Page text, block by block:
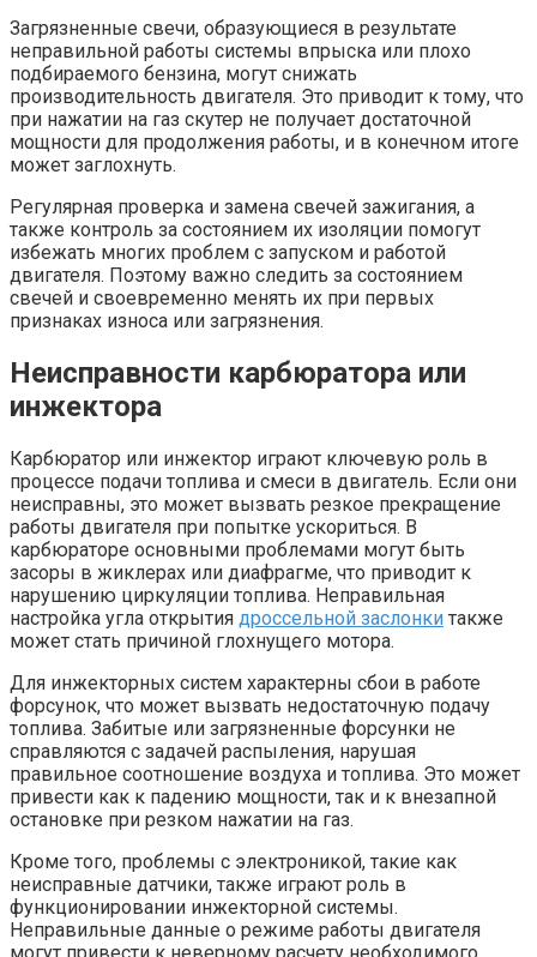
Загрязненные свечи, образующиеся в результате
неправильной работы системы впрыска или плохо
подбираемого бензина, могут снижать
производительность двигателя. Это приводит к тому, что
при нажатии на газ скутер не получает достаточной
мощности для продолжения работы, и в конечном итоге
может заглохнуть.
Регулярная проверка и замена свечей зажигания, а
также контроль за состоянием их изоляции помогут
избежать многих проблем с запуском и работой
двигателя. Поэтому важно следить за состоянием
свечей и своевременно менять их при первых
признаках износа или загрязнения.
Неисправности карбюратора или
инжектора
Карбюратор или инжектор играют ключевую роль в
процессе подачи топлива и смеси в двигатель. Если они
неисправны, это может вызвать резкое прекращение
работы двигателя при попытке ускориться. В
карбюраторе основными проблемами могут быть
засоры в жиклерах или диафрагме, что приводит к
нарушению циркуляции топлива. Неправильная
настройка угла открытия дроссельной заслонки также
может стать причиной глохнущего мотора.
Для инжекторных систем характерны сбои в работе
форсунок, что может вызвать недостаточную подачу
топлива. Забитые или загрязненные форсунки не
справляются с задачей распыления, нарушая
правильное соотношение воздуха и топлива. Это может
привести как к падению мощности, так и к внезапной
остановке при резком нажатии на газ.
Кроме того, проблемы с электроникой, такие как
неисправные датчики, также играют роль в
функционировании инжекторной системы.
Неправильные данные о режиме работы двигателя